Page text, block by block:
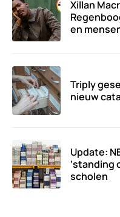
Xillan
en
Triply
nieuw
Update:
‘standing
scholen